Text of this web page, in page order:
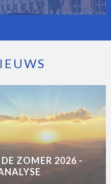
ZOMER 2026 -